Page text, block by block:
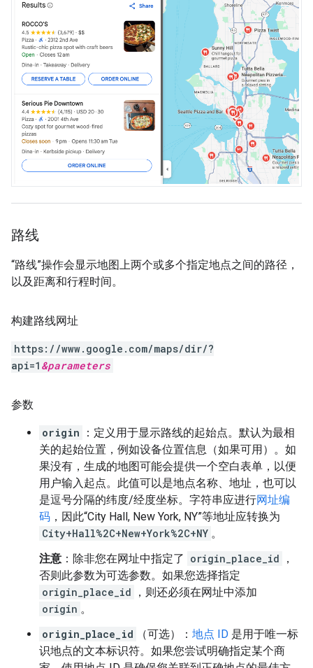
路线
“路线”操作会显示地图上两个或多个指定地点之间的路径，
以及距离和行程时间。
构建路线网址
https://www.google.com/maps/dir/?
api=1 &parameters
参数
origin
：定义用于显示路线的起始点。默认为最相
关的起始位置，例如设备位置信息（如果可用）。如
果没有，生成的地图可能会提供一个空白表单，以便
用户输入起点。此值可以是地点名称、地址，也可以
是逗号分隔的纬度/经度坐标。字符串应进行网址编
码 ，因此“City Hall, New York, NY”等地址应转换为
City+Hall%2C+New+York%2C+NY 。
注意 ：除非您在网址中指定了 origin_place_id
，
否则此参数为可选参数。如果您选择指定
origin_place_id
，则还必须在网址中添加
origin 。
origin_place_id
（可选）： 地点 ID 是用于唯一标
识地点的文本标识符。如果您尝试明确指定某个商